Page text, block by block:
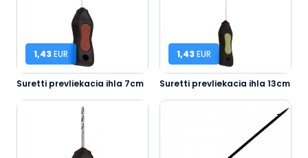
1,43EUR
Suretti prevliekacia ihla 7cm
1,43EUR
Suretti prevliekacia ihla 13cm